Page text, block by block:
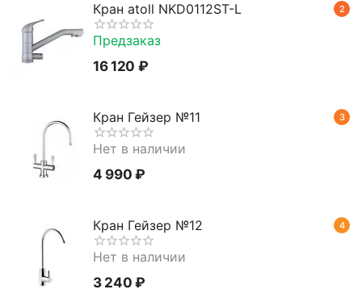
2
Кран atoll NKD0112ST-L
Предзаказ
16 120 ₽
3
Кран Гейзер №11
Нет в наличии
4 990 ₽
4
Кран Гейзер №12
Нет в наличии
3 240 ₽